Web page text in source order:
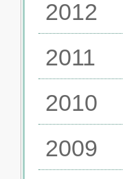
2012
2011
2010
2009